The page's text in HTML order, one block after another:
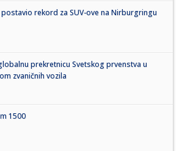
postavio rekord za SUV-ove na Nirburgringu
prekretnicu Svetskog prvenstva u
zvaničnih vozila
1500